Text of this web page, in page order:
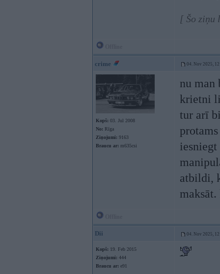
[ Šo ziņu
crime 04. Nov 2025,
Kopš: 03. Jul 2008
No: Rīga
Ziņojumi: 9163
Braucu ar: m635csi
nu man
krietni
tur arī
atbildi,
Dii 04. Nov 2025,
Kopš: 19. Feb 2015
Ziņojumi: 444
Braucu ar: e91